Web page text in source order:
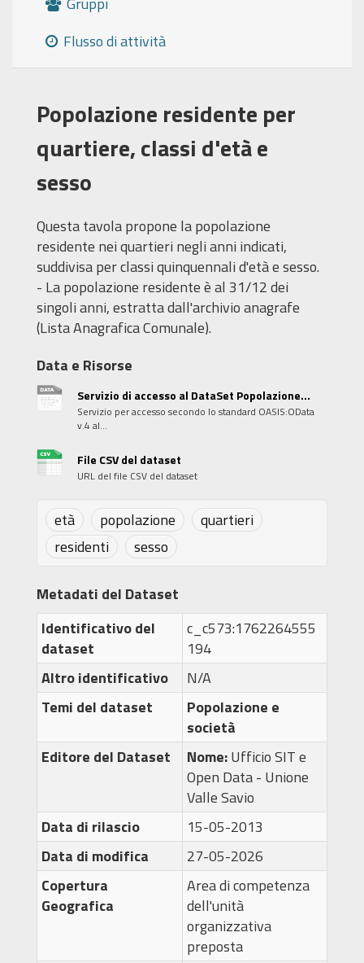
Flusso di attività
Popolazione residente per
quartiere, classi d'età e
sesso
Questa tavola propone la popolazione
residente nei quartieri negli anni indicati,
suddivisa per classi quinquennali d'età e sesso.
- La popolazione residente è al 31/12 dei
singoli anni, estratta dall'archivio anagrafe
(Lista Anagrafica Comunale).
Data e Risorse
Servizio di accesso al DataSet Popolazione...
Servizio per accesso secondo lo standard OASIS:OData
v.4 al...
File CSV del dataset
URL del file CSV del dataset
età popolazione
quartieri
residenti
sesso
Metadati del Dataset
Identificativo del
dataset
c_c573:1762264555
194
Altro identificativo
N/A
Temi del dataset
Popolazione e
società
Editore del Dataset
Nome:Ufficio SIT e
Open Data - Unione
Valle Savio
Data di rilascio
15-05-2013
Data di modifica
27-05-2026
Copertura
Geografica
Area di competenza
dell'unità
organizzativa
preposta